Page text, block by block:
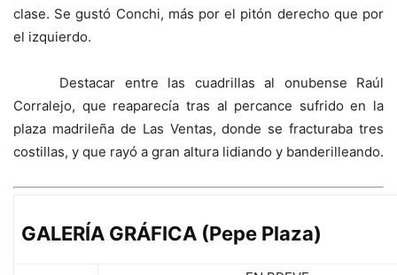
clase. Se gustó Conchi, más por el pitón derecho que por
el izquierdo.
Destacar entre las cuadrillas al onubense Raúl
Corralejo, que reaparecía tras al percance sufrido en la
plaza madrileña de Las Ventas, donde se fracturaba tres
costillas, y que rayó a gran altura lidiando y banderilleando.
GALERÍA GRÁFICA (Pepe Plaza)